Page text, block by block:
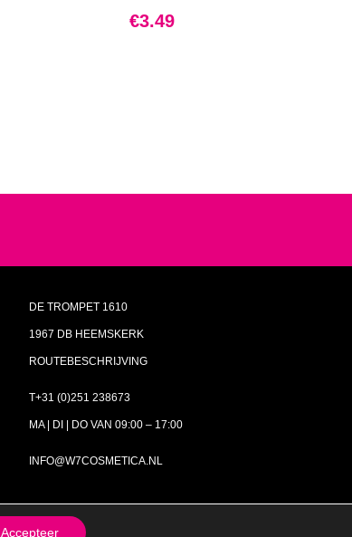
€3.49
DE TROMPET 1610
1967 DB HEEMSKERK
ROUTEBESCHRIJVING
T+31 (0)251 238673
MA | DI | DO VAN 09:00 – 17:00
INFO@W7COSMETICA.NL
Accepteer